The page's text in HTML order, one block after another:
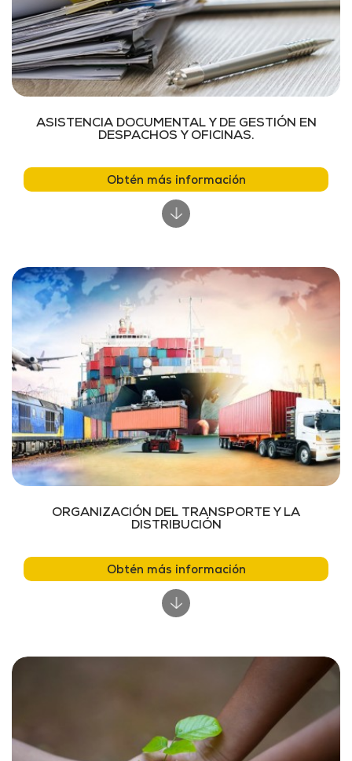
ASISTENCIA DOCUMENTAL Y DE GESTIÓN EN
DESPACHOS Y OFICINAS.
Obtén más información
ORGANIZACIÓN DEL TRANSPORTE Y LA
DISTRIBUCIÓN
Obtén más información